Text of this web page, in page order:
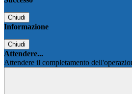
Chiudi
Informazione
Chiudi
Attendere...
Attendere il completamento